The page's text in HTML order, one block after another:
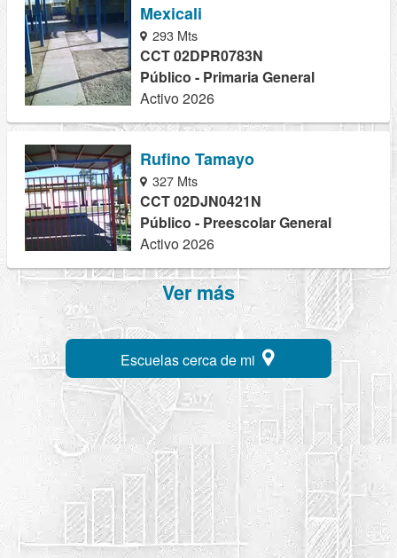
Mexicali
293 Mts
CCT 02DPR0783N
Público - Primaria General
Activo 2026
Rufino Tamayo
327 Mts
CCT 02DJN0421N
Público - Preescolar General
Activo 2026
Ver más
Escuelas cerca de mi